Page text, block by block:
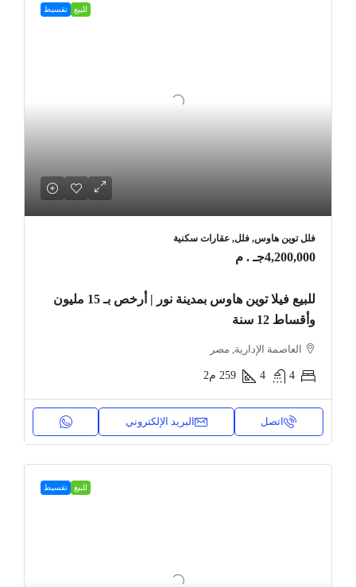
للبيع تقسيط
فلل توين هاوس, فلل, عقارات سكنية
4,200,000جـ . م
للبيع فيلا توين هاوس بمدينة نور | أرخص بـ 15 مليون
وأقساط 12 سنة
العاصمة الإدارية, مصر
4
4
259 م2
اتصل البريد الإلكتروني
للبيع تقسيط